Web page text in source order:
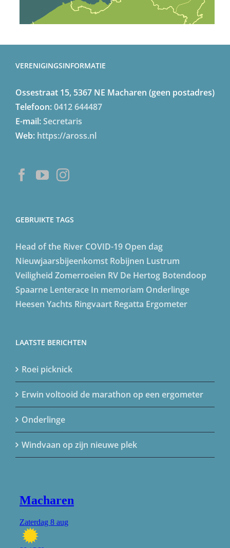
VERENIGINGSINFORMATIE
Ossestraat 15, 5367 NE Macharen (geen postadres)
Telefoon:0412 644487
E-mail:Secretaris
Web: https://aross.nl
GEBRUIKTE TAGS
Head of the River COVID-19 Open dag
Nieuwjaarsbijeenkomst Robijnen Lustrum
Veiligheid Zomerroeien RV De Hertog Botendoop
Spaarne Lenterace In memoriam Onderlinge
Heesen Yachts Ringvaart Regatta Ergometer
LAATSTE BERICHTEN
Roei picknick
Erwin voltooid de marathon op een ergometer
Onderlinge
Windvaan op zijn nieuwe plek